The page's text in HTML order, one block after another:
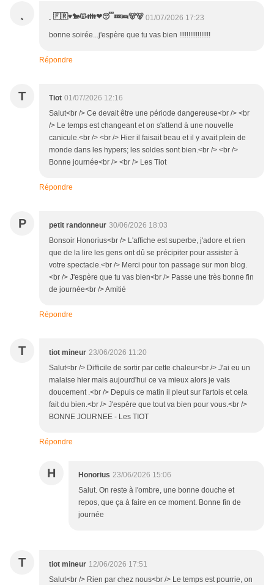
¸ 🇫🇷♥️🐎😾👪❤😴💤🛌🐻🐻 01/07/2026 17:23
bonne soirée...j'espère que tu vas bien !!!!!!!!!!!!!!!!!
Répondre
T Tiot 01/07/2026 12:16
Salut<br /> Ce devait être une période dangereuse<br /> <br
/> Le temps est changeant et on s'attend à une nouvelle
canicule.<br /> <br /> Hier il faisait beau et il y avait plein de
monde dans les hypers; les soldes sont bien.<br /> <br />
Bonne journée<br /> <br /> Les Tiot
Répondre
P petit randonneur 30/06/2026 18:03
Bonsoir Honorius<br /> L'affiche est superbe, j'adore et rien
que de la lire les gens ont dû se précipiter pour assister à
votre spectacle.<br /> Merci pour ton passage sur mon blog.
<br /> J'espère que tu vas bien<br /> Passe une très bonne fin
de journée<br /> Amitié
Répondre
T tiot mineur 23/06/2026 11:20
Salut<br /> Difficile de sortir par cette chaleur<br /> J'ai eu un
malaise hier mais aujourd'hui ce va mieux alors je vais
doucement .<br /> Depuis ce matin il pleut sur l'artois et cela
fait du bien.<br /> J'espère que tout va bien pour vous.<br />
BONNE JOURNEE - Les TIOT
Répondre
H Honorius 23/06/2026 15:06
Salut. On reste à l'ombre, une bonne douche et
repos, que ça à faire en ce moment. Bonne fin de
journée
T tiot mineur 12/06/2026 17:51
Salut<br /> Rien par chez nous<br /> Le temps est pourrie, on